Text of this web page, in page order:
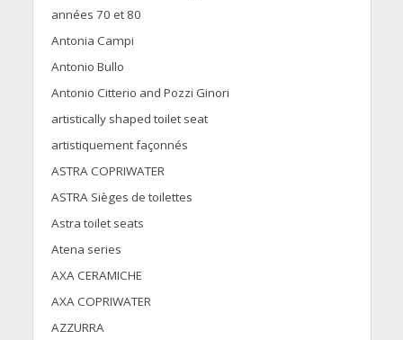
années 70 et 80
Antonia Campi
Antonio Bullo
Antonio Citterio and Pozzi Ginori
artistically shaped toilet seat
artistiquement façonnés
ASTRA COPRIWATER
ASTRA Sièges de toilettes
Astra toilet seats
Atena series
AXA CERAMICHE
AXA COPRIWATER
AZZURRA